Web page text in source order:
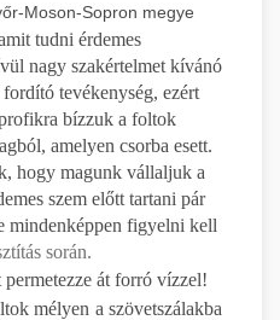
Moson-Sopron megye
tudni érdemes
nagy szakértelmet kívánó
tevékenység, ezért
bízzuk a foltok
amelyen csorba esett.
hogy magunk vállaljuk a
szem előtt tartani pár
mindenképpen figyelni kell
során.
át forró vízzel!
mélyen a szövetszálakba